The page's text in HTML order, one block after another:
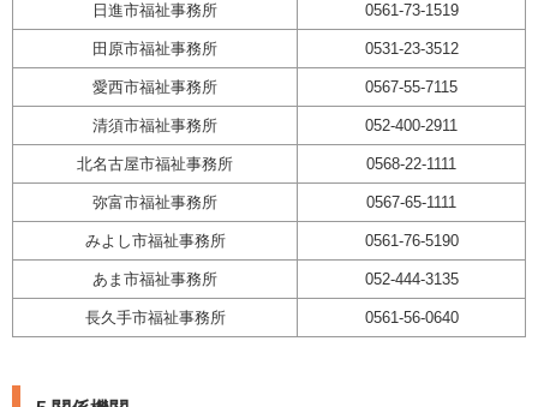
日進市福祉事務所 0561-73-1519
田原市福祉事務所 0531-23-3512
愛西市福祉事務所 0567-55-7115
清須市福祉事務所 052-400-2911
北名古屋市福祉事務所 0568-22-1111
弥富市福祉事務所 0567-65-1111
みよし市福祉事務所 0561-76-5190
あま市福祉事務所 052-444-3135
長久手市福祉事務所 0561-56-0640